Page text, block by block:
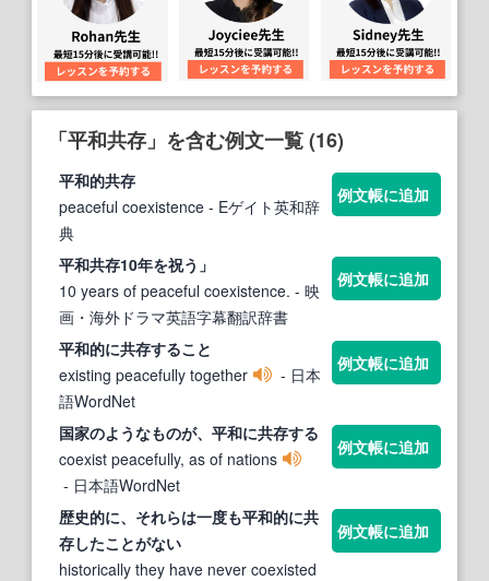
「平和共存」を含む例文一覧 (16)
平和的共存
peaceful coexistence - Eゲイト英和辞
典
例文帳に追加
平和共存10年を祝う」
10 years of peaceful coexistence. - 映
画・海外ドラマ英語字幕翻訳辞書
例文帳に追加
平和的に共存すること
existing peacefully together
- 日本
語WordNet
例文帳に追加
国家のようなものが、 平和に共存する
coexist peacefully, as of nations
- 日本語WordNet
例文帳に追加
歴史的に、それらは一度も平和的に共
存したことがない
historically they have never coexisted
例文帳に追加